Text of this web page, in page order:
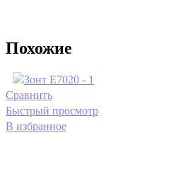
Похожие
Сравнить
Быстрый просмотр
В избранное